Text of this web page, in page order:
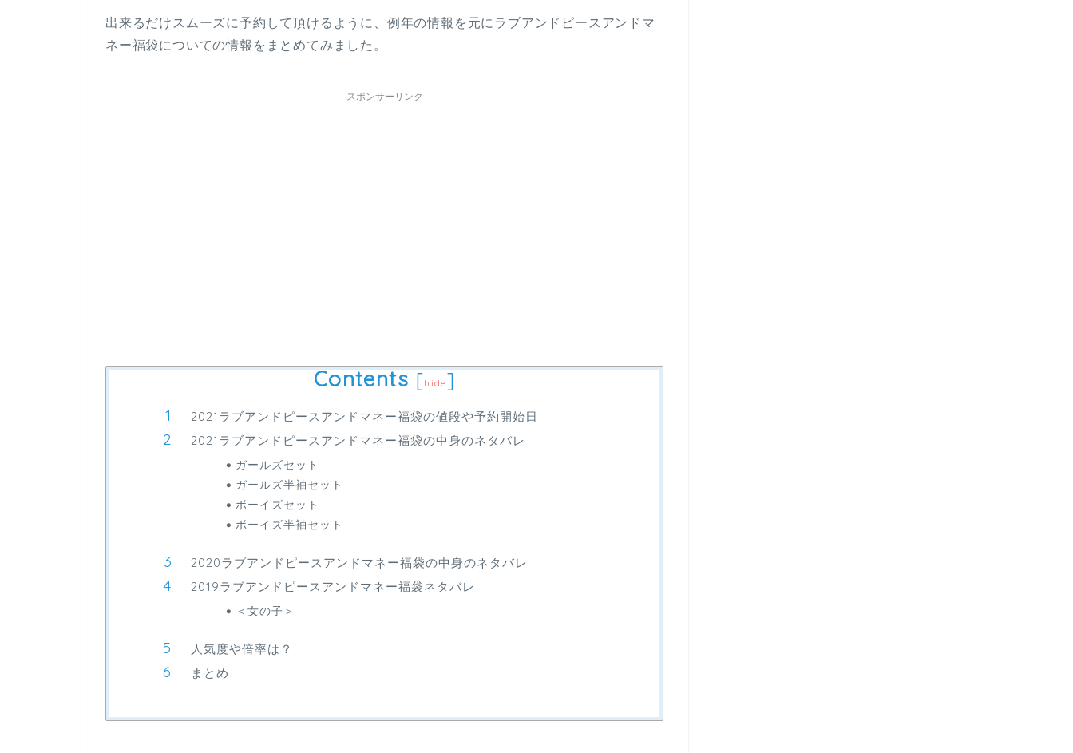
出来るだけスムーズに予約して頂けるように、例年の情報を元にラブアンドピースアンドマ
ネー福袋についての情報をまとめてみました。
スポンサーリンク
Contents [hide]
2021ラブアンドピースアンドマネー福袋の値段や予約開始日
2021ラブアンドピースアンドマネー福袋の中身のネタバレ
ガールズセット
ガールズ半袖セット
ボーイズセット
ボーイズ半袖セット
2020ラブアンドピースアンドマネー福袋の中身のネタバレ
2019ラブアンドピースアンドマネー福袋ネタバレ
＜女の子＞
人気度や倍率は？
まとめ